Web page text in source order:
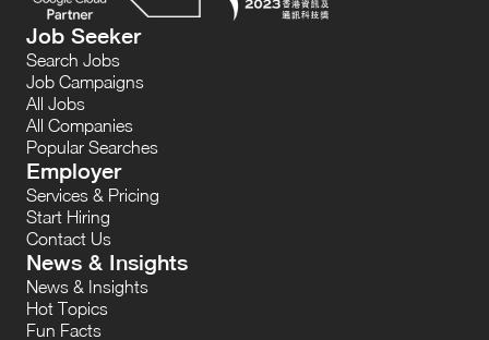
Job Seeker
Search Jobs
Job Campaigns
All Jobs
All Companies
Popular Searches
Employer
Services & Pricing
Start Hiring
Contact Us
News & Insights
News & Insights
Hot Topics
Fun Facts